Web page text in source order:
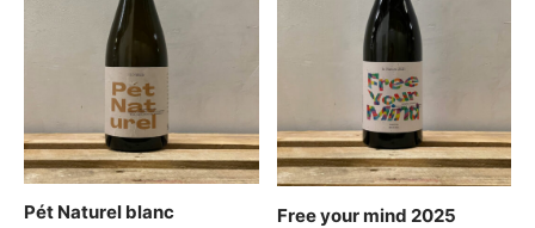
Pét Naturel blanc Free your mind 2025